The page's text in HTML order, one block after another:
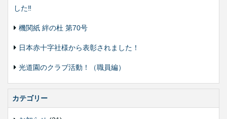
した‼️
機関紙 絆の杜 第70号
日本赤十字社様から表彰されました！
光道園のクラブ活動！（職員編）
カテゴリー